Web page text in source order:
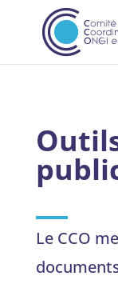
Le CCO